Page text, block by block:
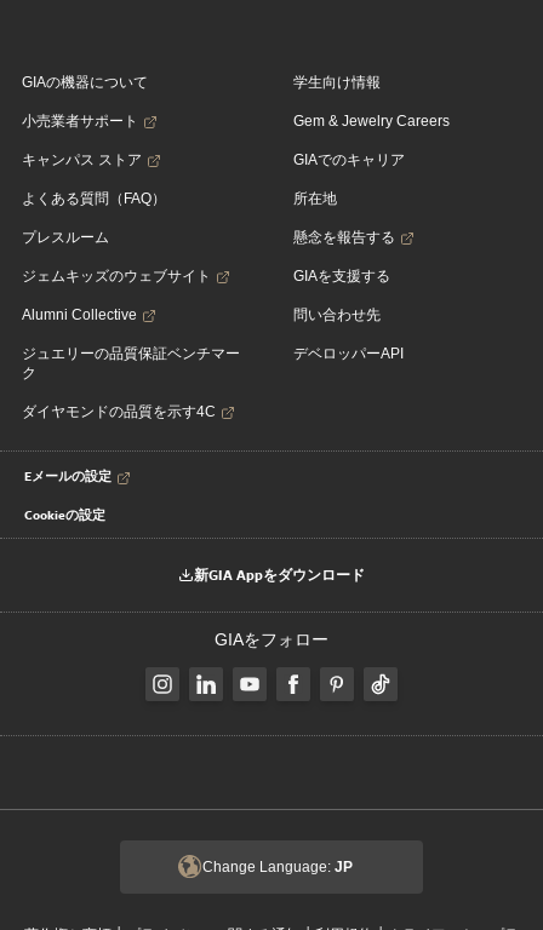
GIAの機器について
小売業者サポート
キャンパス ストア
よくある質問（FAQ）
プレスルーム
ジェムキッズのウェブサイト
Alumni Collective
ジュエリーの品質保証ベンチマー
ク
ダイヤモンドの品質を示す4C
学生向け情報
Gem & Jewelry Careers
GIAでのキャリア
所在地
懸念を報告する
GIAを支援する
問い合わせ先
デベロッパーAPI
Eメールの設定
Cookieの設定
新GIA Appをダウンロード
GIAをフォロー
Change Language: JP